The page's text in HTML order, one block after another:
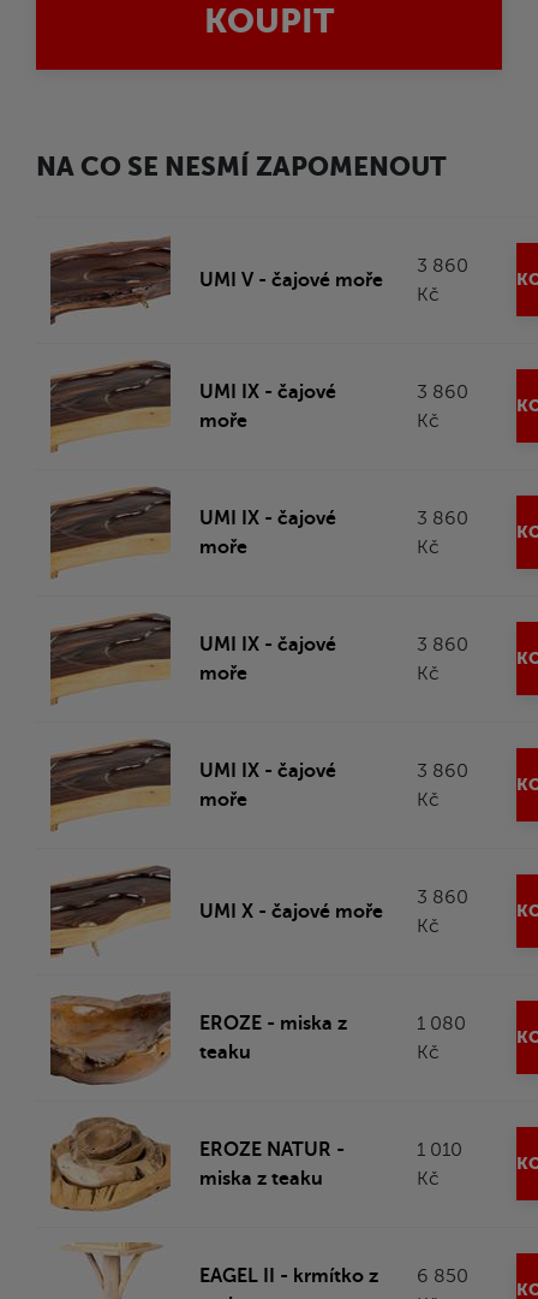
KOUPIT
NA CO SE NESMÍ ZAPOMENOUT
UMI V - čajové moře
3 860
Kč
UMI IX - čajové
moře
3 860
Kč
UMI IX - čajové
moře
3 860
Kč
UMI IX - čajové
moře
3 860
Kč
UMI IX - čajové
moře
3 860
Kč
UMI X - čajové moře
3 860
Kč
EROZE - miska z
teaku
1 080
Kč
EROZE NATUR -
miska z teaku
1 010
Kč
EAGEL II - krmítko z
6 850